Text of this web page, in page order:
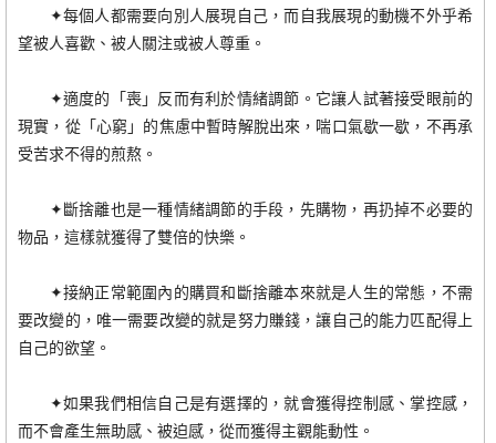
✦每個人都需要向別人展現自己，而自我展現的動機不外乎希
望被人喜歡、被人關注或被人尊重。
✦適度的「喪」反而有利於情緒調節。它讓人試著接受眼前的
現實，從「心窮」的焦慮中暫時解脫出來，喘口氣歇一歇，不再承
受苦求不得的煎熬。
✦斷捨離也是一種情緒調節的手段，先購物，再扔掉不必要的
物品，這樣就獲得了雙倍的快樂。
✦接納正常範圍內的購買和斷捨離本來就是人生的常態，不需
要改變的，唯一需要改變的就是努力賺錢，讓自己的能力匹配得上
自己的欲望。
✦如果我們相信自己是有選擇的，就會獲得控制感、掌控感，
而不會產生無助感、被迫感，從而獲得主觀能動性。